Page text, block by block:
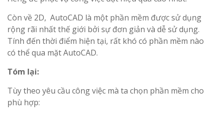
Còn về 2D, AutoCAD là một phần mềm được sử dụng
rộng rãi nhất thế giới bởi sự đơn giản và dễ sử dụng.
Tính đến thời điểm hiện tại, rất khó có phần mềm nào
có thể qua mặt AutoCAD.
Tóm lại:
Tùy theo yêu cầu công việc mà ta chọn phần mềm cho
phù hợp: